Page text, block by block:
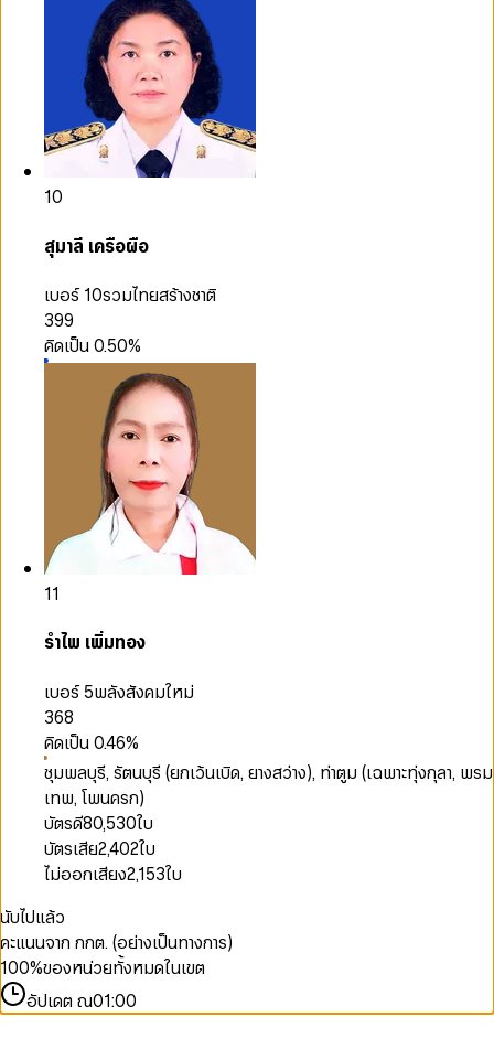
10
สุมาลี เครือผือ
เบอร์ 10รวมไทยสร้างชาติ
399
คิดเป็น0.50%
11
รำไพ เพิ่มทอง
เบอร์ 5พลังสังคมใหม่
368
คิดเป็น0.46%
ชุมพลบุรี, รัตนบุรี (ยกเว้นเบิด, ยางสว่าง), ท่าตูม (เฉพาะทุ่งกุลา, พรม
เทพ, โพนครก)
บัตรดี80,530ใบ
บัตรเสีย2,402ใบ
ไม่ออกเสียง2,153ใบ
นับไปแล้ว
คะแนนจาก กกต. (อย่างเป็นทางการ)
100%ของหน่วยทั้งหมดในเขต
อัปเดต ณ01:00